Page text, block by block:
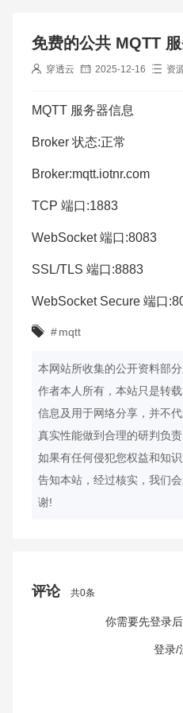
免费的公共 MQTT
穿透云 2025-12-16 资
MQTT 服务器信息
Broker 状态:正常
Broker:mqtt.iotnr.com
TCP 端口:1883
WebSocket 端口:8083
SSL/TLS 端口:8883
WebSocket Secure 端口
#mqtt
本网站所收集的公开资料部
作者本人所有，本站只是转
信息及用于网络分享，并不
真实性能做到合理的研判负
如果有任何侵犯您权益和知
告知本站，经过核实，我们
谢!
评论 共0条
你需要先登录
登录/